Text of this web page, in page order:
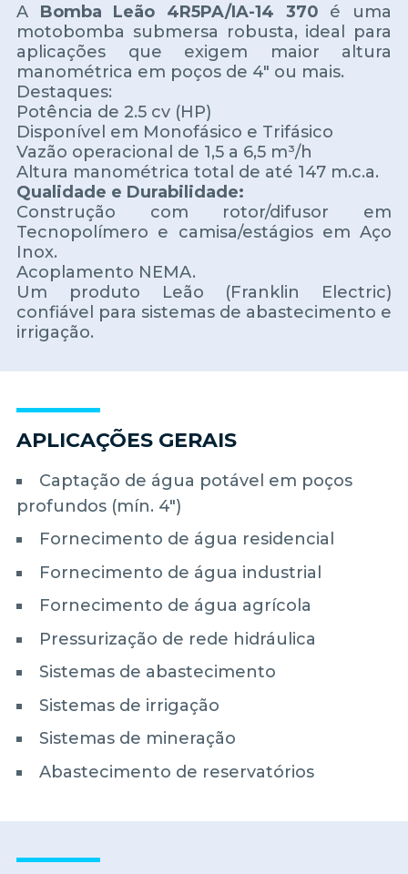
A Bomba Leão 4R5PA/IA-14 370 é uma
motobomba submersa robusta, ideal para
aplicações que exigem maior altura
manométrica em poços de 4" ou mais.
Destaques:
Potência de 2.5 cv (HP)
Disponível em Monofásico e Trifásico
Vazão operacional de 1,5 a 6,5 m³/h
Altura manométrica total de até 147 m.c.a.
Qualidade e Durabilidade:
Construção com rotor/difusor em
Tecnopolímero e camisa/estágios em Aço
Inox.
Acoplamento NEMA.
Um produto Leão (Franklin Electric)
confiável para sistemas de abastecimento e
irrigação.
APLICAÇÕES GERAIS
Captação de água potável em poços
profundos (mín. 4")
Fornecimento de água residencial
Fornecimento de água industrial
Fornecimento de água agrícola
Pressurização de rede hidráulica
Sistemas de abastecimento
Sistemas de irrigação
Sistemas de mineração
Abastecimento de reservatórios